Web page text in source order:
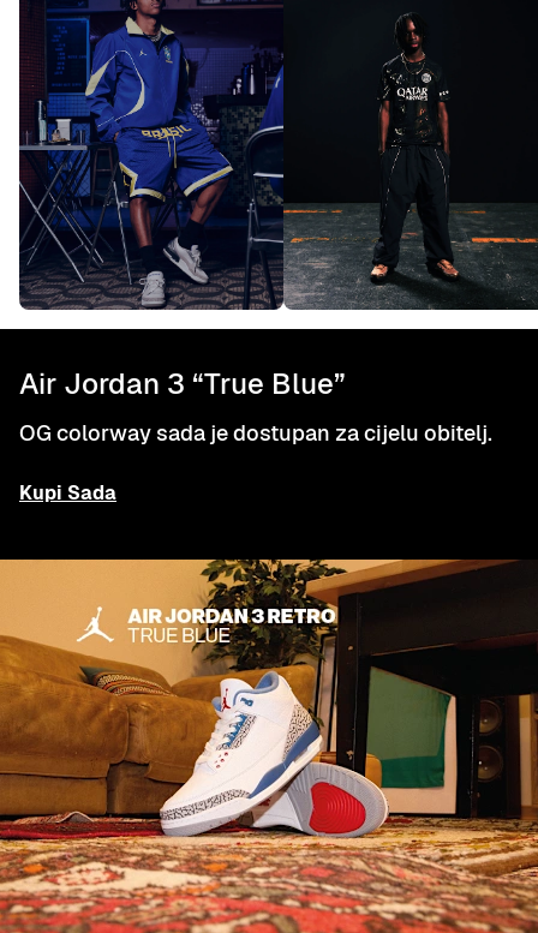
Air Jordan 3 “True Blue”
OG colorway sada je dostupan za cijelu obitelj.
Kupi Sada